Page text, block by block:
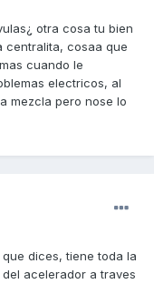
otra cosa tu bien
centralita, cosaa que
cuando le
electricos, al
mezcla pero nose lo
dices, tiene toda la
acelerador a traves